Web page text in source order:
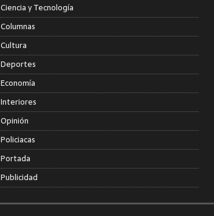
Ciencia y Tecnología
Columnas
Cultura
Deportes
Economía
Interiores
Opinión
Policiacas
Portada
Publicidad